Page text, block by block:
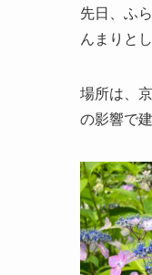
先日、ふ
んまりと
場所は、
の影響で